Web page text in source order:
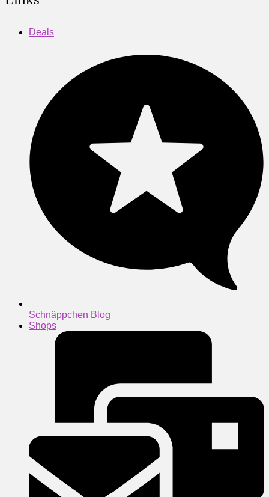
Deals
Schnäppchen Blog
Shops